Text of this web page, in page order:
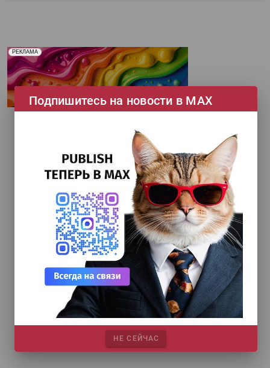
РЕКЛАМА
Реклама. Рекламодатель ООО "Передовые Системы
Печати" erid: 2SDnjd2d4Qz
Подпишитесь на новости в МАХ
НЕ СЕЙЧАС